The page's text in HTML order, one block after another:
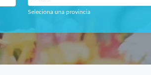
Seleciona una provincia